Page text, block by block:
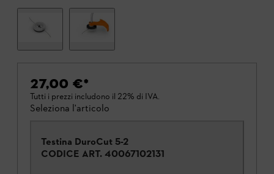
27,00 €*
Tutti i prezzi includono il 22% di IVA.
Seleziona l'articolo
Testina DuroCut 5-2
CODICE ART. 40067102131